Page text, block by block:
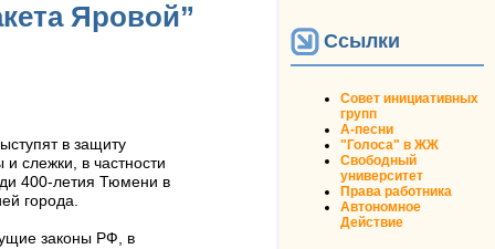
Яровой”
в защиту
слежки, в частности
400-летия Тюмени в
города.
законы РФ, в
Ссылки
Совет инициативных
групп
А-песни
"Голоса" в ЖЖ
Свободный
университет
Права работника
Автономное
Действие